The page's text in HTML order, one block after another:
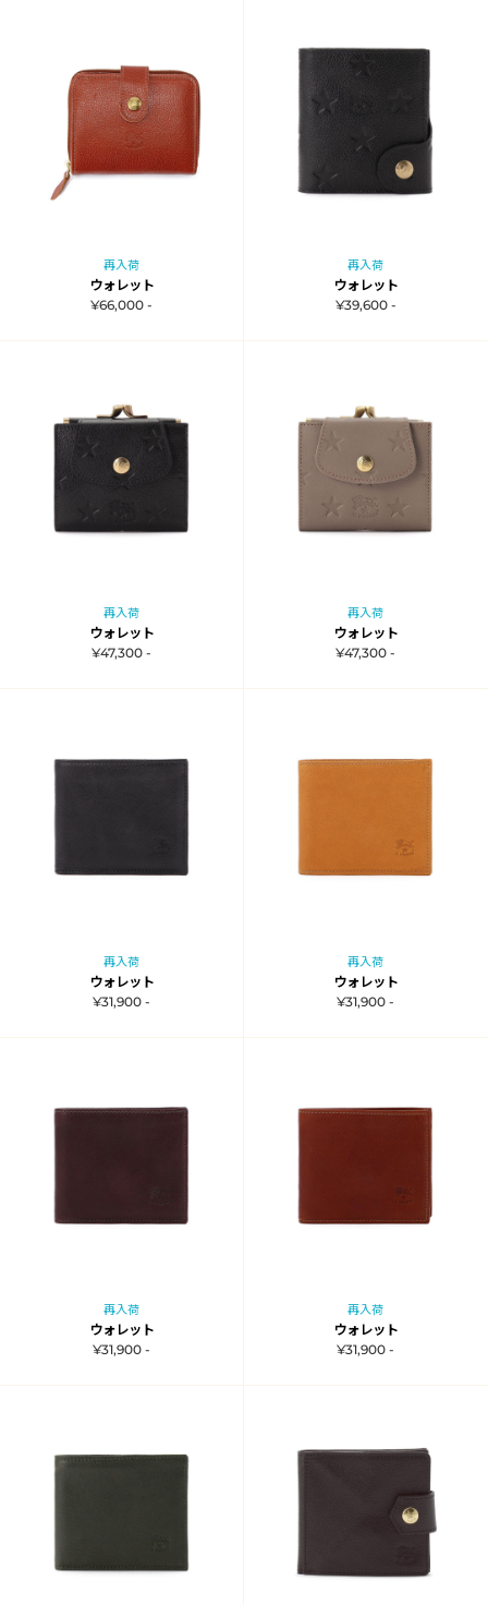
再入荷
ウォレット
¥66,000 -
再入荷
ウォレット
¥39,600 -
再入荷
ウォレット
¥47,300 -
再入荷
ウォレット
¥47,300 -
再入荷
ウォレット
¥31,900 -
再入荷
ウォレット
¥31,900 -
再入荷
ウォレット
¥31,900 -
再入荷
ウォレット
¥31,900 -